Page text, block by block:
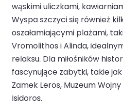
wąskimi uliczkami,
Wyspa szczyci się również
oszałamiającymi plażami,
Vromolithos i Alinda,
relaksu. Dla miłośników
fascynujące zabytki, takie
Zamek Leros, Muzeum Wojny
Isidoros.